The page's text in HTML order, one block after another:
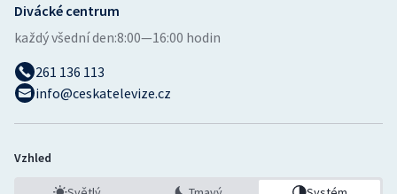
Divácké centrum
každý všední den:8:00—16:00 hodin
261 136 113
info@ceskatelevize.cz
Vzhled